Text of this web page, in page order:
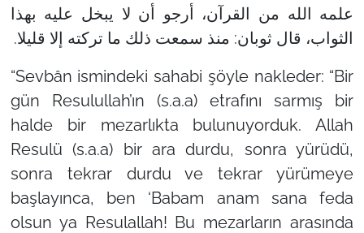
علمه الله من القرآن، أرجو أن لا يبخل عليه بهذا
الثواب، قال ثوبان: منذ سمعت ذلك ما تركته إلا قليلا.
“Sevbân ismindeki sahabi şöyle nakleder: “Bir
gün Resulullah’ın (s.a.a) etrafını sarmış bir
halde bir mezarlıkta bulunuyorduk. Allah
Resulü (s.a.a) bir ara durdu, sonra yürüdü,
sonra tekrar durdu ve tekrar yürümeye
başlayınca, ben ‘Babam anam sana feda
olsun ya Resulallah! Bu mezarların arasında